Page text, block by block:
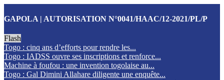
GAPOLA | AUTORISATION N°0041/HAAC/12-2021/PL/P
Flash
Togo : cinq ans d’efforts pour rendre les...
Togo : IADSS ouvre ses inscriptions et renforce...
Machine à foufou : une invention togolaise au...
Togo : Gal Dimini Allahare diligente une enquête...